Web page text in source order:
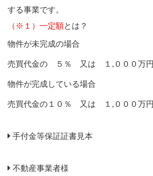
する事業です。
（※１）一定額とは？
物件が未完成の場合
売買代金の ５％ 又は １,０００万円
物件が完成している場合
売買代金の１０％ 又は １,０００万円
手付金等保証証書見本
不動産事業者様